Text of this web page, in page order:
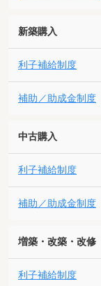
新築購入
利子補給制度
補助／助成金制度
中古購入
利子補給制度
補助／助成金制度
増築・改築・改修
利子補給制度